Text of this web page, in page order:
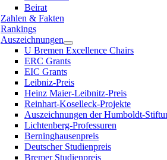
Beirat
Zahlen & Fakten
Rankings
Auszeichnungen
U Bremen Excellence Chairs
ERC Grants
EIC Grants
Leibniz-Preis
Heinz Maier-Leibnitz-Preis
Reinhart-Koselleck-Projekte
Auszeichnungen der Humboldt-
Lichtenberg-Professuren
Berninghausenpreis
Deutscher Studienpreis
Bremer Studienpreis